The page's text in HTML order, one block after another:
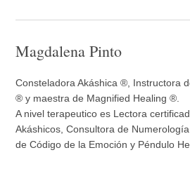
Magdalena Pinto
Consteladora Akáshica ®, Instructora
® y maestra de Magnified Healing ®.
A nivel terapeutico es Lectora
Akáshicos, Consultora de
de Código de la Emoción y Péndulo